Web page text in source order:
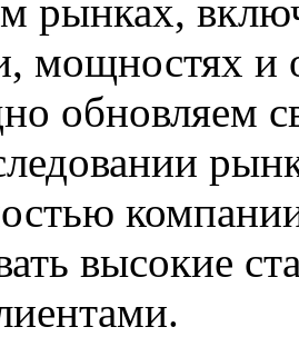
рынках,
мощностях и
обновляем
высокие